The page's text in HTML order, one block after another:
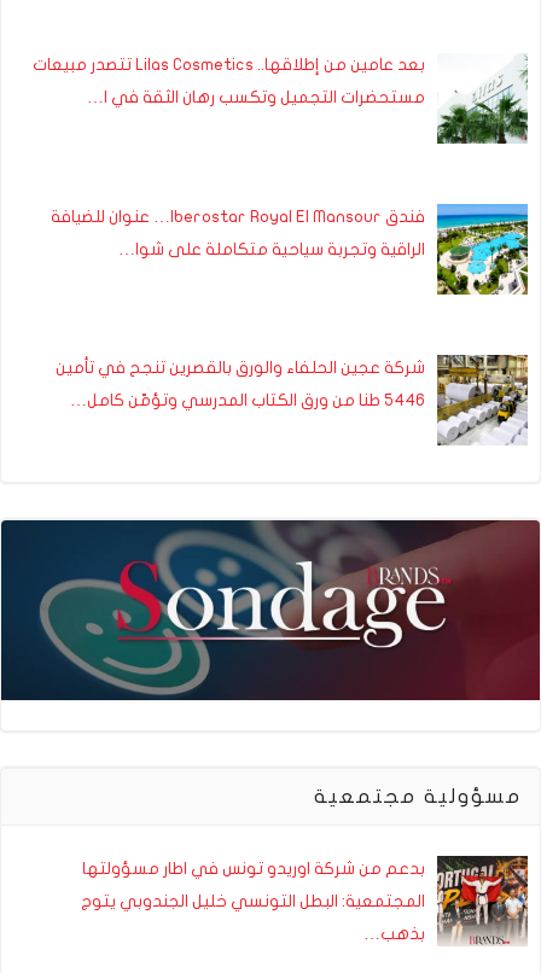
بعد عامين من إطلاقها.. Lilas Cosmetics تتصدر مبيعات
مستحضرات التجميل وتكسب رهان الثقة في ا…
فندق Iberostar Royal El Mansour… عنوان للضيافة
الراقية وتجربة سياحية متكاملة على شوا…
شركة عجين الحلفاء والورق بالقصرين تنجح في تأمين
5446 طنا من ورق الكتاب المدرسي وتؤمّن كامل…
مسؤولية مجتمعية
بدعم من شركة اوريدو تونس في اطار مسؤولتها
المجتمعية: البطل التونسي خليل الجندوبي يتوج
بذهب…